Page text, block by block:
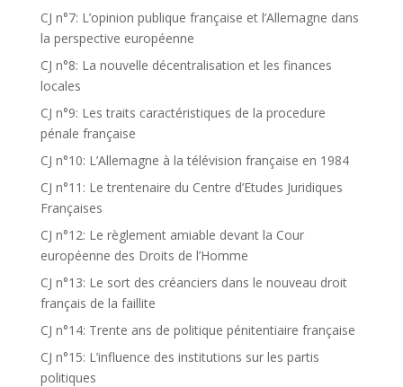
CJ n°7: L’opinion publique française et l’Allemagne dans
la perspective européenne
CJ n°8: La nouvelle décentralisation et les finances
locales
CJ n°9: Les traits caractéristiques de la procedure
pénale française
CJ n°10: L’Allemagne à la télévision française en 1984
CJ n°11: Le trentenaire du Centre d’Etudes Juridiques
Françaises
CJ n°12: Le règlement amiable devant la Cour
européenne des Droits de l’Homme
CJ n°13: Le sort des créanciers dans le nouveau droit
français de la faillite
CJ n°14: Trente ans de politique pénitentiaire française
CJ n°15: L’influence des institutions sur les partis
politiques